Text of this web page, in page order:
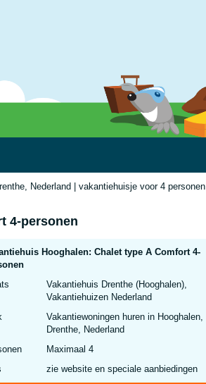
Nederland | vakantiehuisje voor 4 personen
4-personen
Hooghalen: Chalet type A Comfort 4-
Vakantiehuis Drenthe (Hooghalen),
Vakantiehuizen Nederland
Vakantiewoningen huren in Hooghalen,
Drenthe, Nederland
Maximaal 4
zie website en speciale aanbiedingen